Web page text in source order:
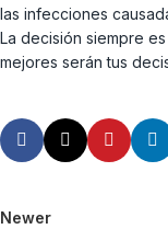
las infecciones
La decisión siempre
mejores serán tus
Newer